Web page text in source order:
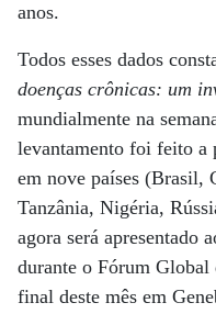
anos.
Todos esses dados
doenças crônicas: um
mundialmente na
levantamento foi feito a
em nove países (Brasil,
Tanzânia, Nigéria,
agora será apresentado
durante o Fórum Global
final deste mês em